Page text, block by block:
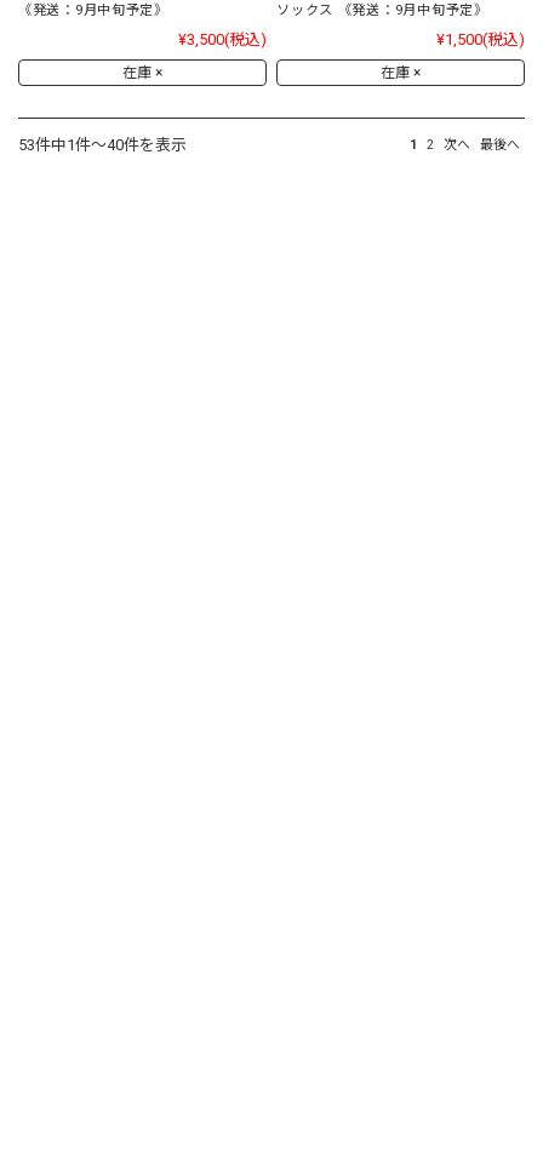
《発送：9月中旬予定》
¥3,500(税込)
在庫 ×
ソックス 《発送：9月中旬予定》
¥1,500(税込)
在庫 ×
53件中1件～40件を表示 1 2 次へ 最後へ